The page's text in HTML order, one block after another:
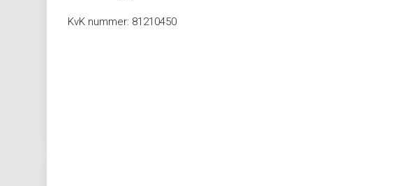
KvK nummer: 81210450